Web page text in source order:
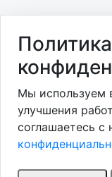
Политика
Мы используем
улучшения
соглашаетесь с